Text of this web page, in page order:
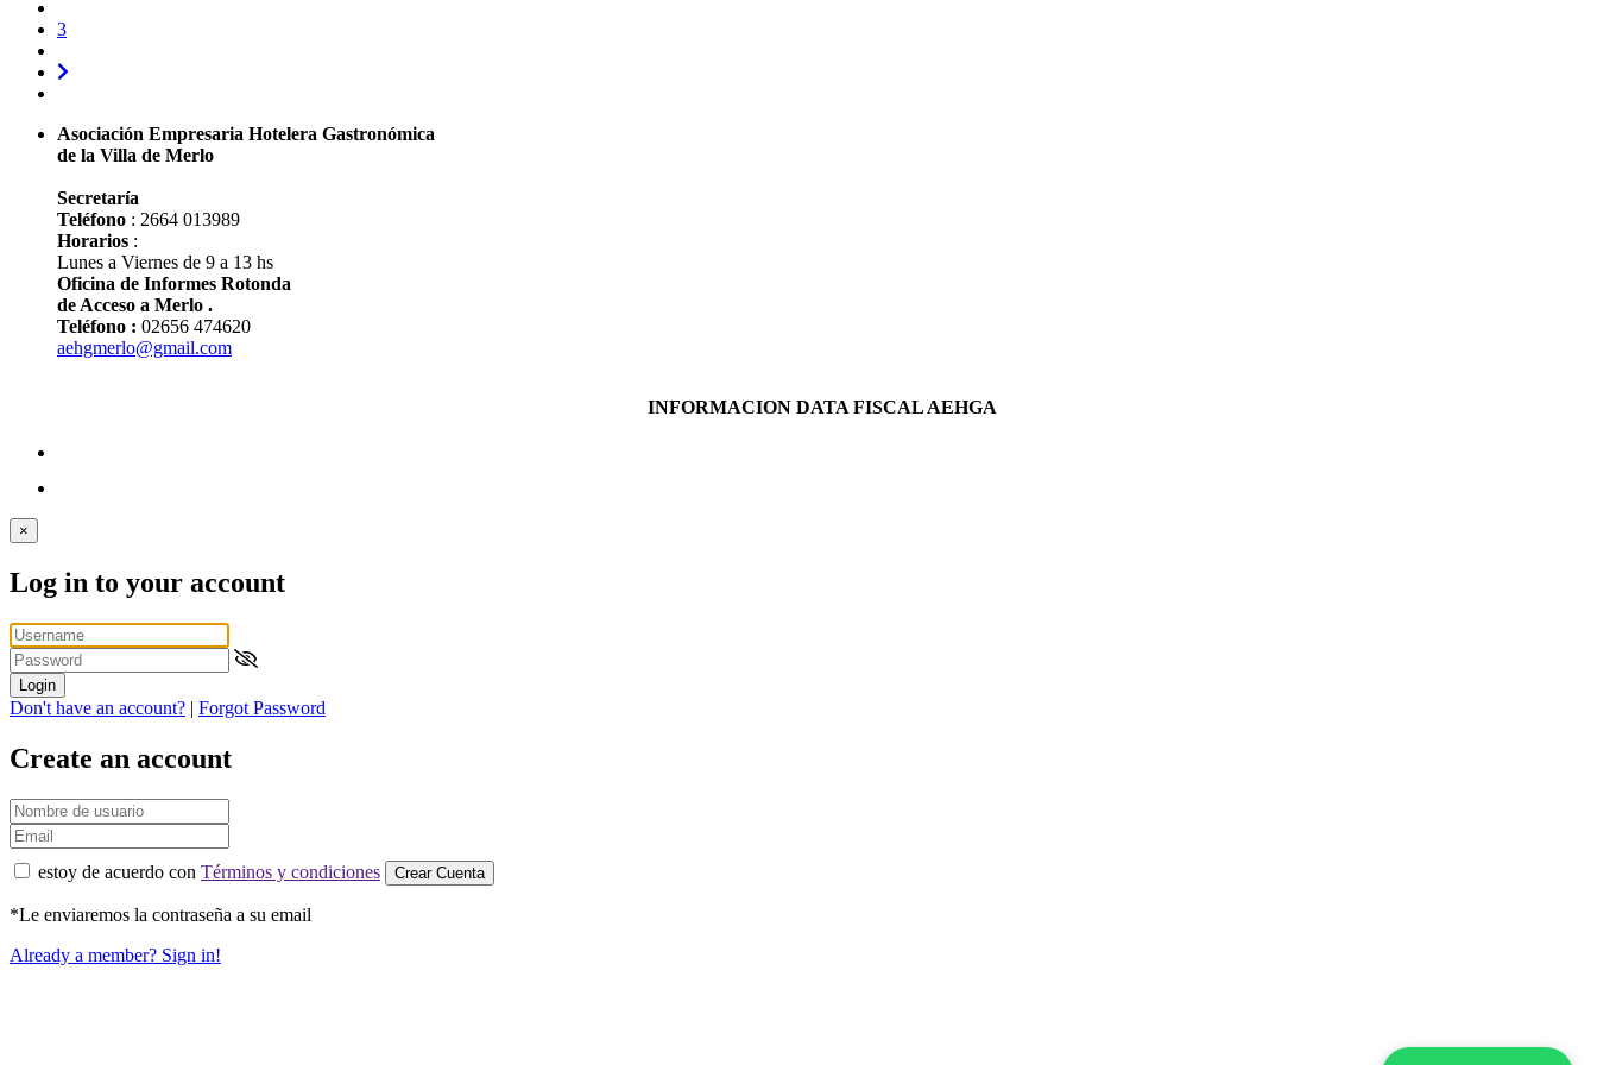
3
Asociación Empresaria Hotelera Gastronómica
de la Villa de Merlo
Secretaría
Teléfono : 2664 013989
Horarios :
Lunes a Viernes de 9 a 13 hs
Oficina de Informes Rotonda
de Acceso a Merlo .
Teléfono : 02656 474620
aehgmerlo@gmail.com
INFORMACION DATA FISCAL AEHGA
×
Log in to your account
Login
Don't have an account? | Forgot Password
Create an account
estoy de acuerdo con Términos y condiciones Crear Cuenta
*Le enviaremos la contraseña a su email
Already a member? Sign in!